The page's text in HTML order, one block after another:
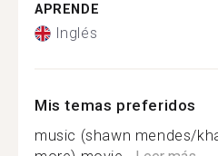
APRENDE
Inglés
Mis temas preferidos
music (shawn mendes/